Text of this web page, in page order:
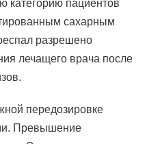
категорию пациентов
сахарным
разрешено
лечащего врача после
передозировке
Превышение